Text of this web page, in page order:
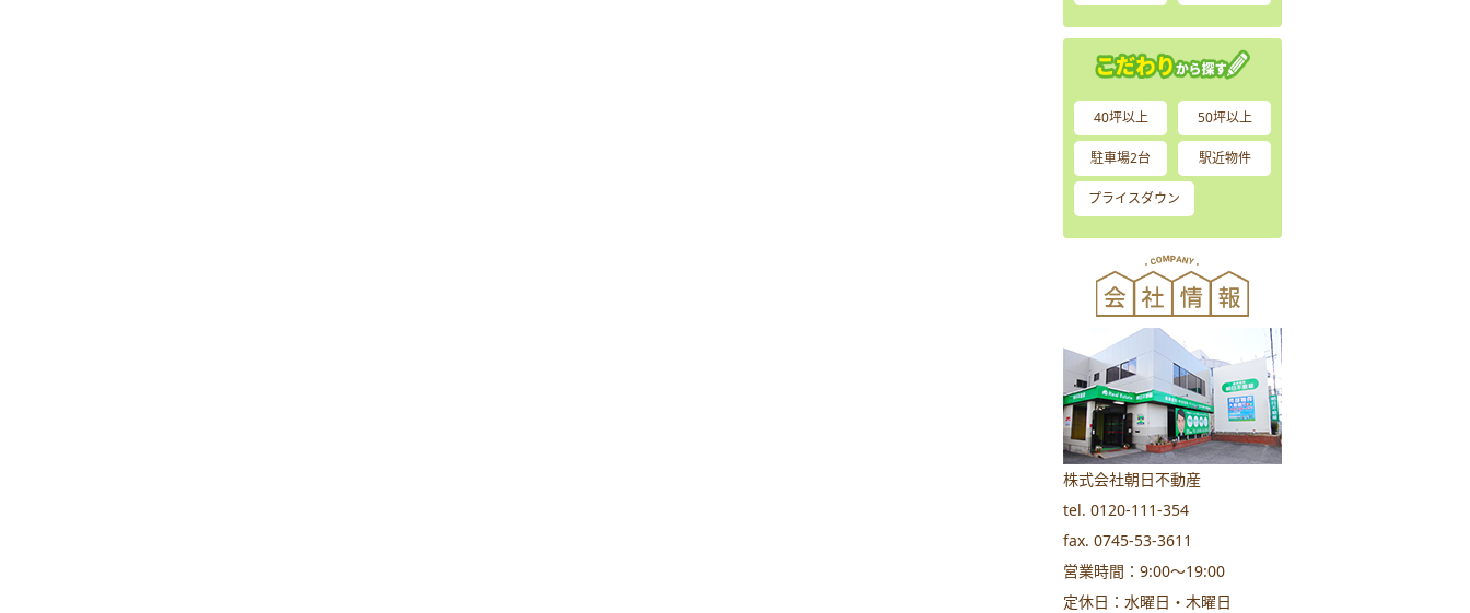
40坪以上 50坪以上
駐車場2台 駅近物件
プライスダウン
株式会社朝日不動産
tel. 0120-111-354
fax. 0745-53-3611
営業時間：9:00～19:00
定休日：水曜日・木曜日